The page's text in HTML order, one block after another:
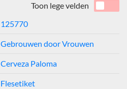
Toon lege velden
125770
Gebrouwen door Vrouwen
Cerveza Paloma
Flesetiket